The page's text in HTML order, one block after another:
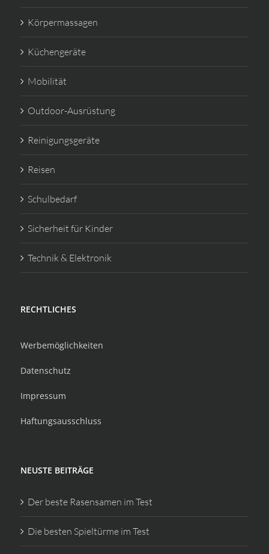
Körpermassagen
Küchengeräte
Mobilität
Outdoor-Ausrüstung
Reinigungsgeräte
Reisen
Schulbedarf
Sicherheit für Kinder
Technik & Elektronik
RECHTLICHES
Werbemöglichkeiten
Datenschutz
Impressum
Haftungsausschluss
NEUSTE BEITRÄGE
Der beste Rasensamen im Test
Die besten Spieltürme im Test